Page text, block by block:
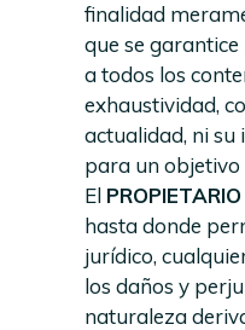
finalidad
que se
a todos los
exhaustividad,
actualidad, ni su
para un objetivo
El
hasta donde
jurídico,
los daños y
naturaleza